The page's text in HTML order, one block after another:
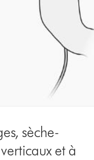
sèche-
et à